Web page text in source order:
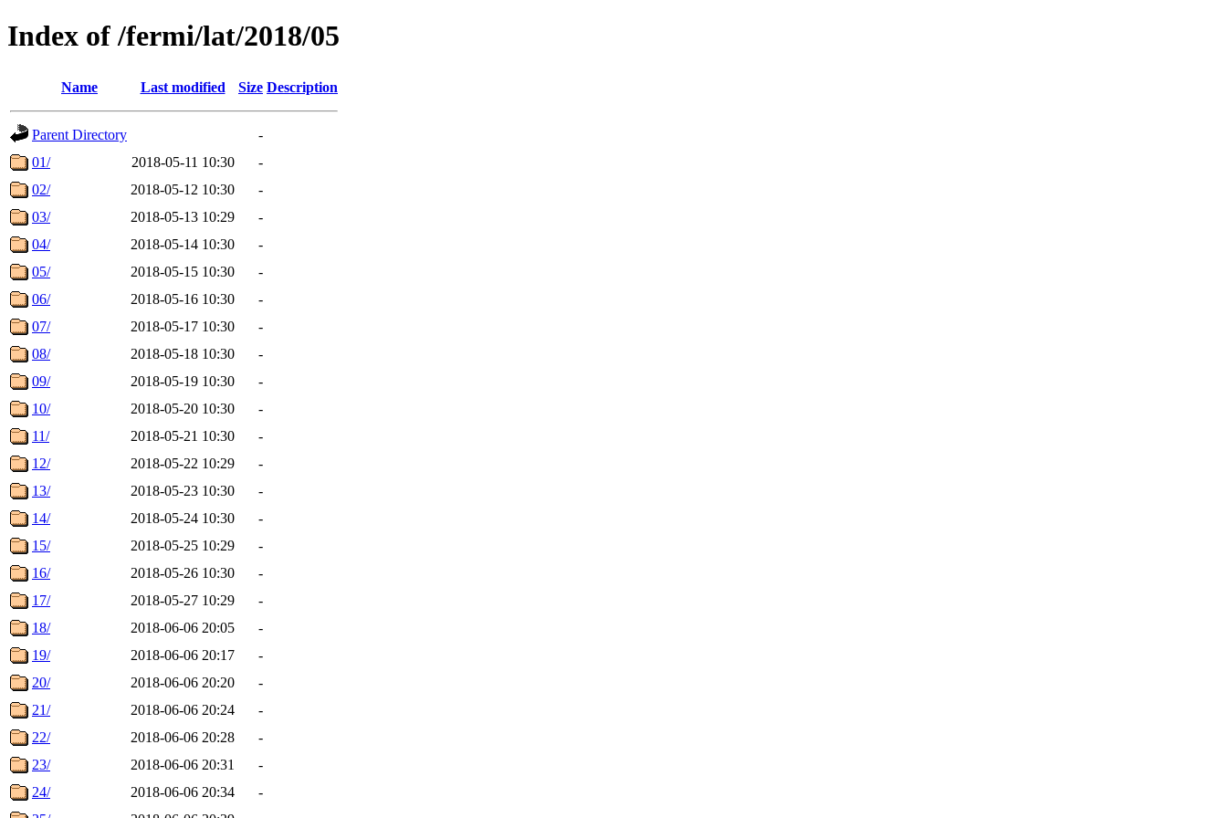
Index of /fermi/lat/2018/05
Name Last modified Size Description
Parent Directory
-
01/
2018-05-11 10:30
-
02/
2018-05-12 10:30
-
03/
2018-05-13 10:29
-
04/
2018-05-14 10:30
-
05/
2018-05-15 10:30
-
06/
2018-05-16 10:30
-
07/
2018-05-17 10:30
-
08/
2018-05-18 10:30
-
09/
2018-05-19 10:30
-
10/
2018-05-20 10:30
-
11/
2018-05-21 10:30
-
12/
2018-05-22 10:29
-
13/
2018-05-23 10:30
-
14/
2018-05-24 10:30
-
15/
2018-05-25 10:29
-
16/
2018-05-26 10:30
-
17/
2018-05-27 10:29
-
18/
2018-06-06 20:05
-
19/
2018-06-06 20:17
-
20/
2018-06-06 20:20
-
21/
2018-06-06 20:24
-
22/
2018-06-06 20:28
-
23/
2018-06-06 20:31
-
24/
2018-06-06 20:34
-